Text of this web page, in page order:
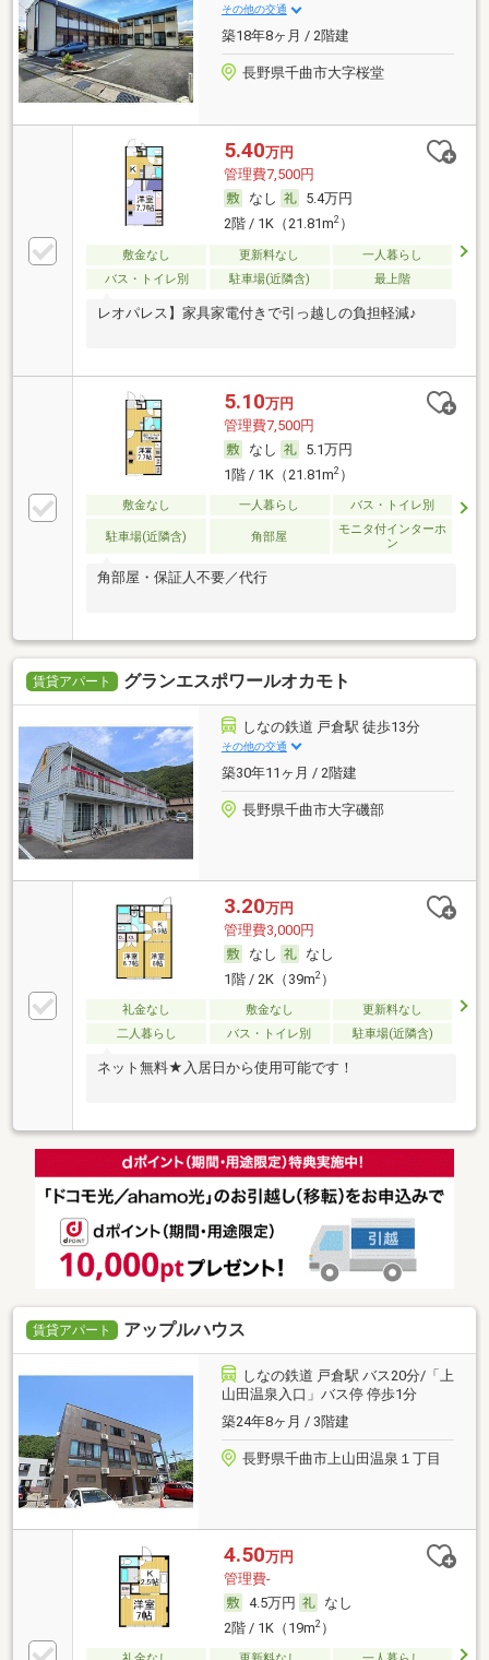
その他の交通
築18年8ヶ月 / 2階建
長野県千曲市大字桜堂
5.40万円
管理費7,500円
なし
5.4万円
2階 / 1K（21.81m2）
敷金なし 更新料なし
一人暮らし
バス・トイレ別
駐車場(近隣含) 最上階
レオパレス】家具家電付きで引っ越しの負担軽減♪
5.10万円
管理費7,500円
なし
5.1万円
1階 / 1K（21.81m2）
敷金なし 一人暮らし バス・トイレ別
駐車場(近隣含) 角部屋
モニタ付インターホ
ン
角部屋・保証人不要／代行
賃貸アパート グランエスポワールオカモト
しなの鉄道 戸倉駅 徒歩13分
その他の交通
築30年11ヶ月 / 2階建
長野県千曲市大字磯部
3.20万円
管理費3,000円
なし
なし
1階 / 2K（39m2）
礼金なし 敷金なし
更新料なし
二人暮らし
バス・トイレ別 駐車場(近隣含)
ネット無料★入居日から使用可能です！
賃貸アパート アップルハウス
しなの鉄道 戸倉駅 バス20分/「上
山田温泉入口」バス停 停歩1分
築24年8ヶ月 / 3階建
長野県千曲市上山田温泉１丁目
4.50万円
管理費-
4.5万円
なし
2階 / 1K（19m2）